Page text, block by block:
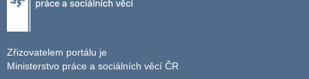
Zřizovatelem portálu je
Ministerstvo práce a sociálních věcí ČR